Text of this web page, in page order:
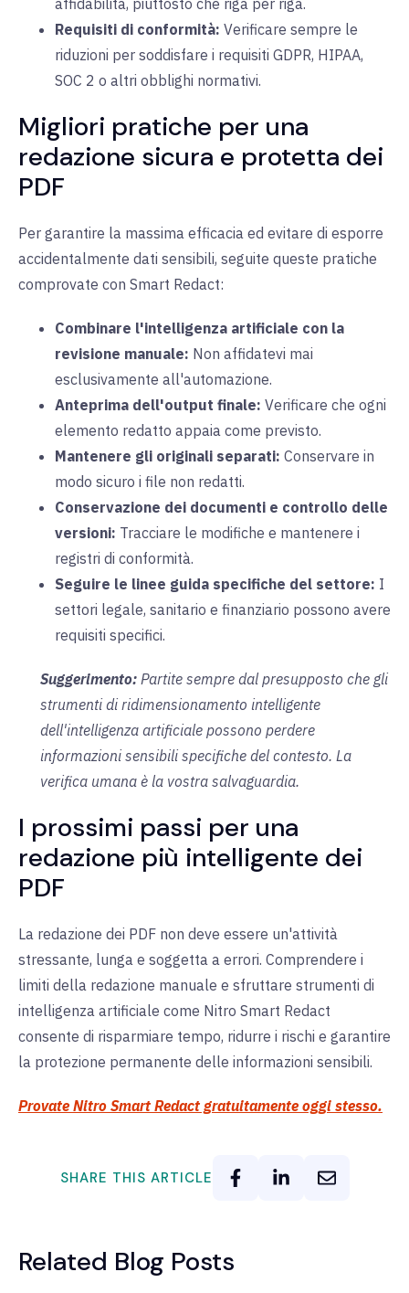
affidabilità, piuttosto che riga per riga.
Requisiti di conformità: Verificare sempre le
riduzioni per soddisfare i requisiti GDPR, HIPAA,
SOC 2 o altri obblighi normativi.
Migliori pratiche per una
redazione sicura e protetta dei
PDF
Per garantire la massima efficacia ed evitare di esporre
accidentalmente dati sensibili, seguite queste pratiche
comprovate con Smart Redact:
Combinare l'intelligenza artificiale con la
revisione manuale: Non affidatevi mai
esclusivamente all'automazione.
Anteprima dell'output finale: Verificare che ogni
elemento redatto appaia come previsto.
Mantenere gli originali separati: Conservare in
modo sicuro i file non redatti.
Conservazione dei documenti e controllo delle
versioni: Tracciare le modifiche e mantenere i
registri di conformità.
Seguire le linee guida specifiche del settore: I
settori legale, sanitario e finanziario possono avere
requisiti specifici.
Suggerimento: Partite sempre dal presupposto che gli
strumenti di ridimensionamento intelligente
dell'intelligenza artificiale possono perdere
informazioni sensibili specifiche del contesto. La
verifica umana è la vostra salvaguardia.
I prossimi passi per una
redazione più intelligente dei
PDF
La redazione dei PDF non deve essere un'attività
stressante, lunga e soggetta a errori. Comprendere i
limiti della redazione manuale e sfruttare strumenti di
intelligenza artificiale come Nitro Smart Redact
consente di risparmiare tempo, ridurre i rischi e garantire
la protezione permanente delle informazioni sensibili.
Provate Nitro Smart Redact gratuitamente oggi stesso.
SHARE THIS ARTICLE
Related Blog Posts